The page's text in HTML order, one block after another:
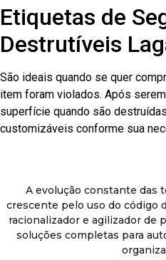
Etiquetas de
Destrutíveis
São ideais quando se quer
item foram violados. Após
superfície quando são
customizáveis conforme sua
A evolução constante das
crescente pelo uso do código
racionalizador e agilizador de
soluções completas para